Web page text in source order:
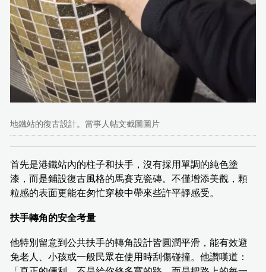
地鐵站的復古設計。當事人帖文截圖圖片
首先是港鐵站內的柱子和扶手，沒有採用單調的純色塗
漆，而是鋪設復古風格的馬賽克瓷磚。不僅增添美觀，顆
粒感的表面更能在匆忙穿梭中帶來些許平靜感受。
扶手轉角的安全考量
他特別留意到公共扶手的轉角設計皆圓潤平滑，能有效避
免老人、小孩或一般民眾在使用時刮傷碰撞。他讚嘆道：